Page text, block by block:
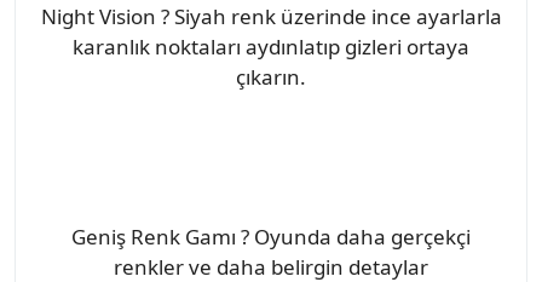
Night Vision ? Siyah renk üzerinde ince ayarlarla
karanlık noktaları aydınlatıp gizleri ortaya
çıkarın.
Geniş Renk Gamı ? Oyunda daha gerçekçi
renkler ve daha belirgin detaylar